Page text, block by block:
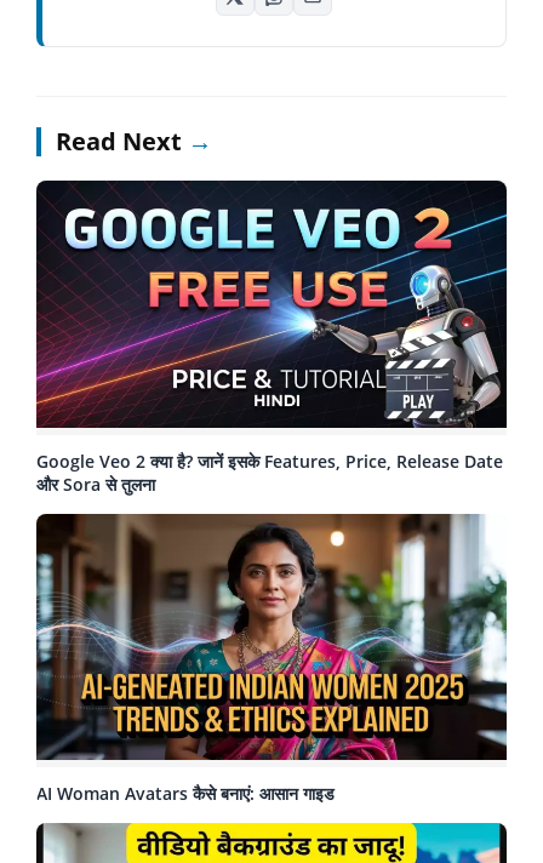
Read Next →
Google Veo 2 क्या है? जानें इसके Features, Price, Release Date
और Sora से तुलना
AI Woman Avatars कैसे बनाएं: आसान गाइड